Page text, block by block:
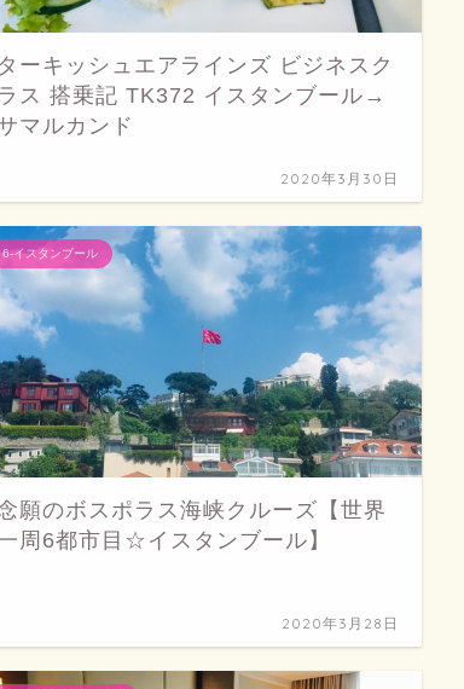
ターキッシュエアラインズ ビジネスク
ラス 搭乗記 TK372 イスタンブール→
マルカンド
2020年3月30日
6-イスタンブール
願のボスポラス海峡クルーズ【世界
周6都市目☆イスタンブール】
2020年3月28日